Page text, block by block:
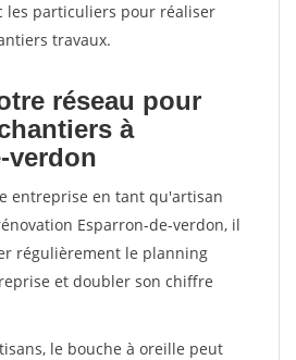
les particuliers pour réaliser
travaux.
réseau pour
à
verdon
entreprise en tant qu'artisan
Esparron-de-verdon, il
régulièrement le planning
et doubler son chiffre
le bouche à oreille peut